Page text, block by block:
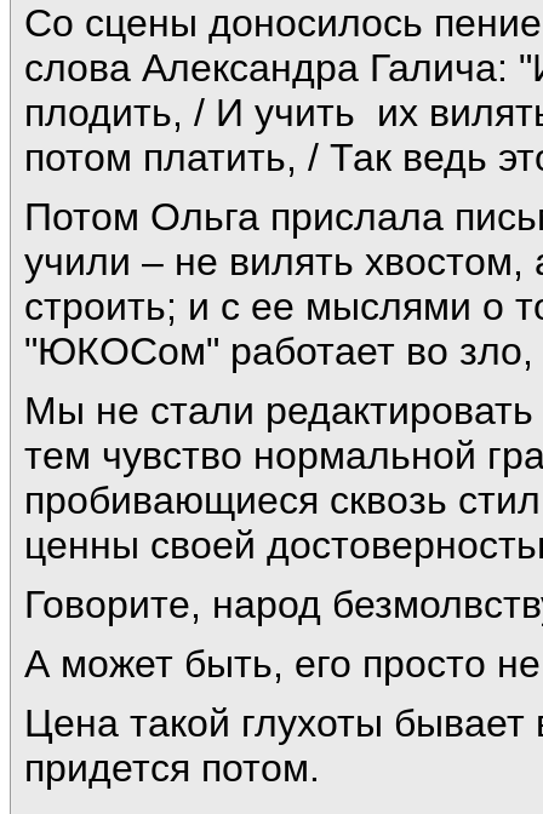
Со сцены доносилось
слова Александра Галича:
плодить, / И учить их
потом платить, / Так ведь
Потом Ольга прислала
учили – не вилять
строить; и с ее мыслями о
"ЮКОСом" работает во зло,
Мы не стали
тем чувство нормальной
пробивающиеся сквозь
ценны своей
Говорите, народ
А может быть, его просто
Цена такой глухоты
придется потом.